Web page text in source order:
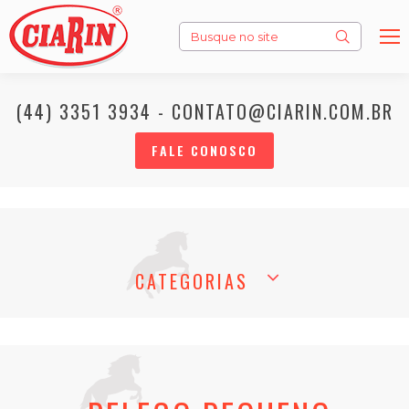
Search:
(44) 3351 3934 - CONTATO@CIARIN.COM.BR
FALE CONOSCO
CATEGORIAS